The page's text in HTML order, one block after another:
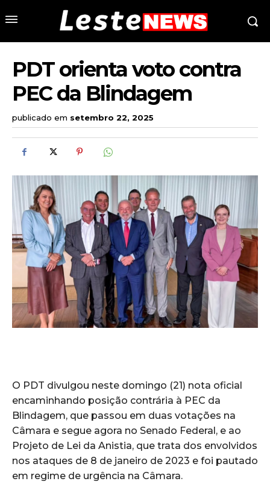
PDT orienta voto contra
PEC da Blindagem
publicado em setembro 22, 2025
O PDT divulgou neste domingo (21) nota oficial
encaminhando posição contrária à PEC da
Blindagem, que passou em duas votações na
Câmara e segue agora no Senado Federal, e ao
Projeto de Lei da Anistia, que trata dos envolvidos
nos ataques de 8 de janeiro de 2023 e foi pautado
em regime de urgência na Câmara.